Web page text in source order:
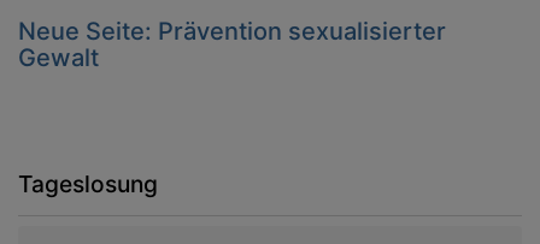
Neue Seite: Prävention sexualisierter
Gewalt
Tageslosung